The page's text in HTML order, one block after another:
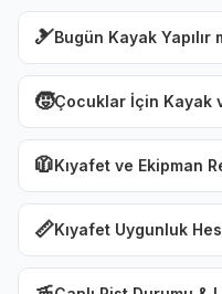
🎿Bugün Kayak Yapılır
🧒Çocuklar İçin Kayak
🧥Kıyafet ve Ekipman
📏Kıyafet Uygunluk